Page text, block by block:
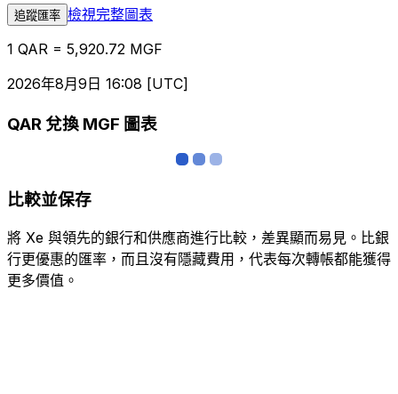
追蹤匯率 檢視完整圖表
1 QAR = 5,920.72 MGF
2026年8月9日 16:08 [UTC]
QAR 兌換 MGF 圖表
比較並保存
將 Xe 與領先的銀行和供應商進行比較，差異顯而易見。比銀
行更優惠的匯率，而且沒有隱藏費用，代表每次轉帳都能獲得
更多價值。